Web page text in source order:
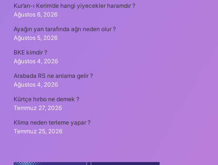
Kur’an-ı Kerim’de hangi yiyecekler haramdır ?
Ağustos 6, 2026
Ayağın yan tarafında ağrı neden olur ?
Ağustos 5, 2026
BKE kimdir ?
Ağustos 4, 2026
Arabada RS ne anlama gelir ?
Ağustos 4, 2026
Kürtçe hırbo ne demek ?
Temmuz 27, 2026
Klima neden terleme yapar ?
Temmuz 25, 2026